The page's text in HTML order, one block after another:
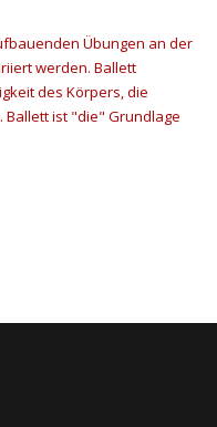
Übungen an der
werden. Ballett
des Körpers, die
ist "die" Grundlage